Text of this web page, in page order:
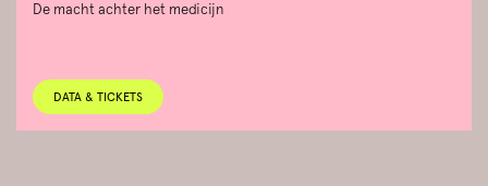
De macht achter het medicijn
DATA & TICKETS